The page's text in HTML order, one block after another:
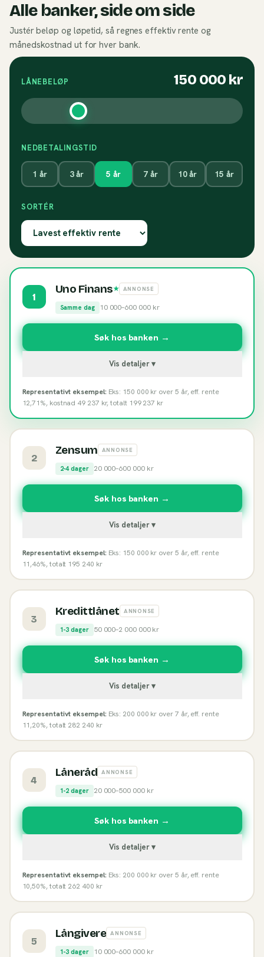
Alle banker, side om side
Justér beløp og løpetid, så regnes effektiv rente og
månedskostnad ut for hver bank.
LÅNEBELØP 150 000 kr
NEDBETALINGSTID
1 år 3år 5 år 7år 10år 15 år
SORTÉR
1
Uno Finans★ ANNONSE
Samme dag 10 000–600 000kr
Søk hos banken →
Vis detaljer ▾
Representativt eksempel: Eks: 150 000 kr over 5 år, eff. rente
12,71%, kostnad 49 237 kr, totalt 199 237 kr
2
Zensum ANNONSE
2-4 dager 20 000–600 000kr
Søk hos banken →
Vis detaljer ▾
Representativt eksempel: Eks: 150 000 kr over 5 år, eff. rente
11,46%, totalt 195 240 kr
3
Kredittlånet ANNONSE
1-3 dager 50 000–2 000 000kr
Søk hos banken →
Vis detaljer ▾
Representativt eksempel: Eks: 200 000 kr over 7 år, eff. rente
11,20%, totalt 282 240 kr
4
Låneråd ANNONSE
1-2 dager 20 000–500 000kr
Søk hos banken →
Vis detaljer ▾
Representativt eksempel: Eks: 200 000 kr over 5 år, eff. rente
10,50%, totalt 262 400 kr
5
Långivere ANNONSE
1-3 dager 10 000–600 000kr